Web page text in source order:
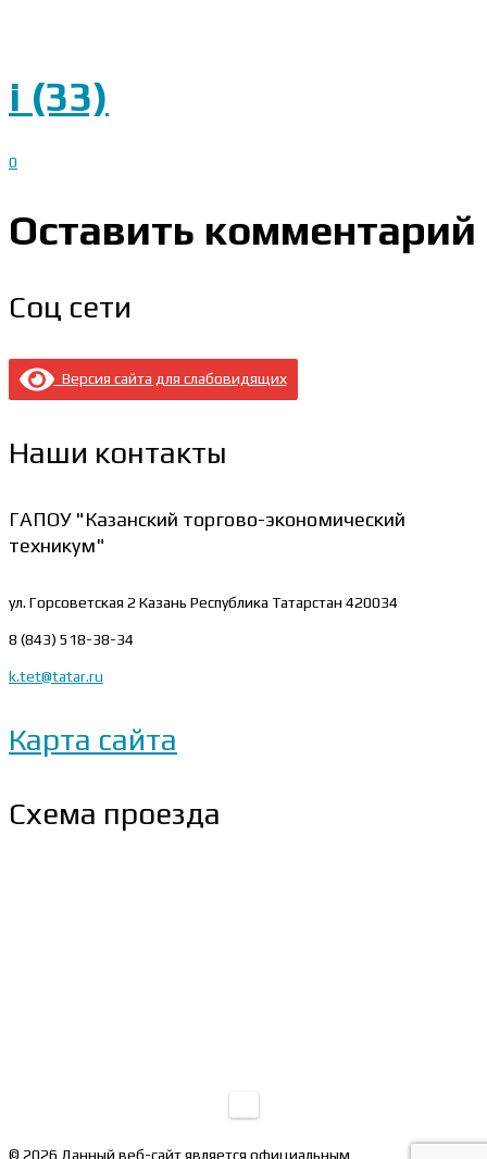
i (33)
0
Оставить комментарий
Соц сети
Версия сайта для слабовидящих
Наши контакты
ГАПОУ "Казанский торгово-экономический
техникум"
ул. Горсоветская 2 Казань Республика Татарстан 420034
8 (843) 518-38-34
k.tet@tatar.ru
Карта сайта
Схема проезда
© 2026 Данный веб-сайт является официальным